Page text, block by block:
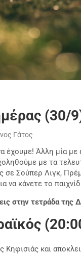
(30/
Γάτος
έχουμε! Άλλη μία
με τα
σε Σούπερ Λιγκ,
να κάνετε το
στην τετράδα της
και